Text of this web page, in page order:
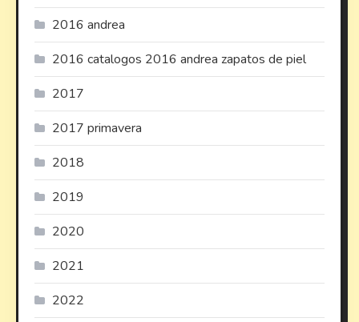
2016 andrea
2016 catalogos 2016 andrea zapatos de piel
2017
2017 primavera
2018
2019
2020
2021
2022